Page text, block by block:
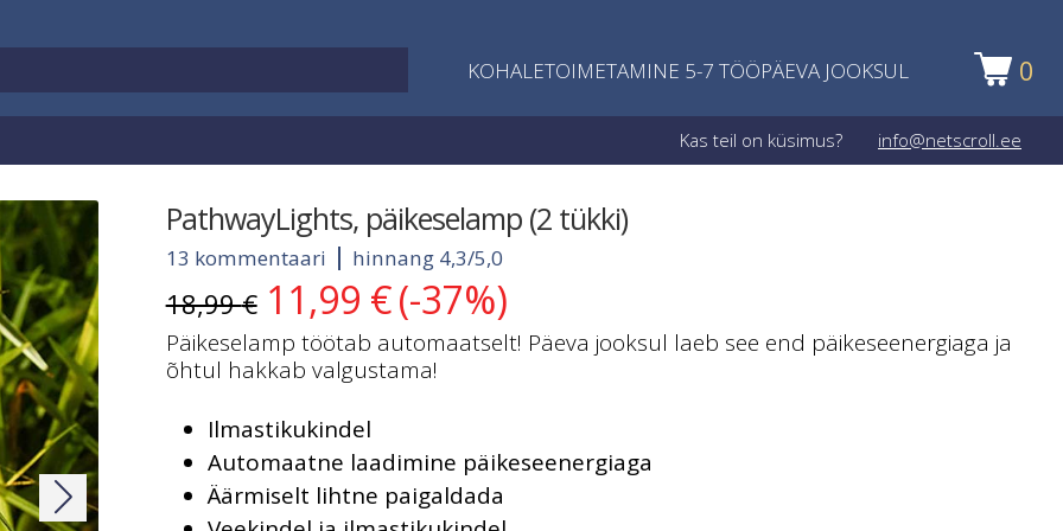
KOHALETOIMETAMINE 5-7 TÖÖPÄEVA JOOKSUL 0
Kas teil on küsimus? info@netscroll.ee
PathwayLights, päikeselamp (2 tükki)
13 kommentaari hinnang 4,3/5,0
18,99€ Algne
hind
oli:
18,99 €.
11,99 €Current
price
is:
11,99 €.
(-37%)
Päikeselamp töötab automaatselt! Päeva jooksul laeb see end päikeseenergiaga ja
õhtul hakkab valgustama!
Ilmastikukindel
Automaatne laadimine päikeseenergiaga
Äärmiselt lihtne paigaldada